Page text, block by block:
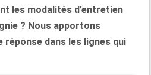
les modalités d’entretien
? Nous apportons
réponse dans les lignes qui